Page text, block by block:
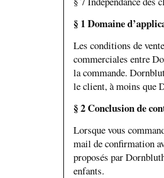
§ 1 Domaine
Les conditions de
commerciales entre
la commande.
le client, à moins que
§ 2 Conclusion de
Lorsque vous
mail de confirmation
proposés par
enfants.